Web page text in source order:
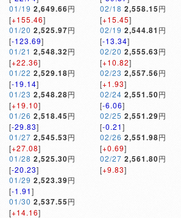
01/19 2,649.66円
[+155.46]
01/20 2,525.97円
[-123.69]
01/21 2,548.32円
[+22.36]
01/22 2,529.18円
[-19.14]
01/23 2,548.28円
[+19.10]
01/26 2,518.45円
[-29.83]
01/27 2,545.53円
[+27.08]
01/28 2,525.30円
[-20.23]
01/29 2,523.39円
[-1.91]
01/30 2,537.55円
[+14.16]
02/18 2,558.15円
[+15.45]
02/19 2,544.81 円
[-13.34]
02/20 2,555.63円
[+10.82]
02/23 2,557.56円
[+1.93]
02/24 2,551.50円
[-6.06]
02/25 2,551.29円
[-0.21]
02/26 2,551.98円
[+0.69]
02/27 2,561.80円
[+9.83]